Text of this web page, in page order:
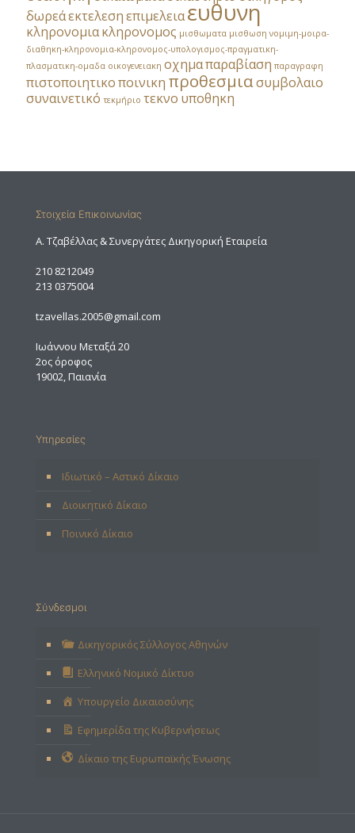
δωρεάεκτελεσηεπιμελειαευθυνη
κληρονομιακληρονομος μισθωματα μισθωση νομιμη-μοιρα-
διαθηκη-κληρονομια-κληρονομος-υπολογισμος-πραγματικη-
πλασματικη-ομαδα οικογενειακη οχημαπαραβίαση παραγραφη
πιστοποιητικοποινικη προθεσμιασυμβολαιο
συναινετικό τεκμήριο τεκνο υποθηκη
Στοιχεία Επικοινωνίας
A. Τζαβέλλας & Συνεργάτες Δικηγορική Εταιρεία
210 8212049
213 0375004
tzavellas.2005@gmail.com
Ιωάννου Μεταξά 20
2ος όροφος
19002, Παιανία
Υπηρεσίες
Ιδιωτικό – Αστικό Δίκαιο
Διοικητικό Δίκαιο
Ποινικό Δίκαιο
Σύνδεσμοι
Δικηγορικός Σύλλογος Αθηνών
Ελληνικό Νομικό Δίκτυο
Υπουργείο Δικαιοσύνης
Εφημερίδα της Κυβερνήσεως
Δίκαιο της Ευρωπαϊκής Ένωσης